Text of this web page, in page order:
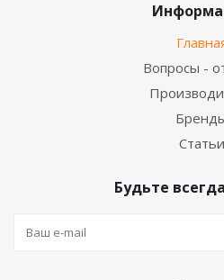
Вопросы -
Статьи
Будьте